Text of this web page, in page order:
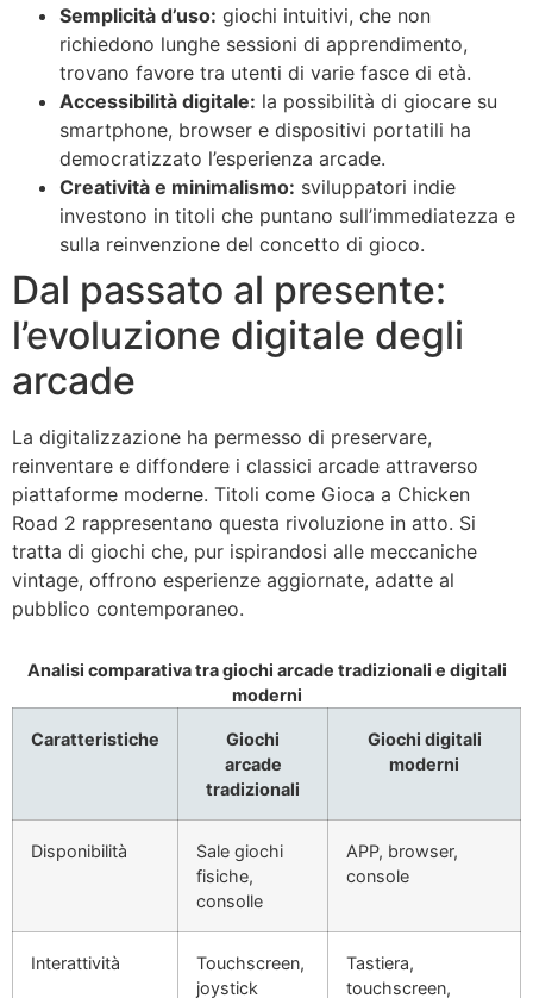
Semplicità d’uso: giochi intuitivi, che non
richiedono lunghe sessioni di apprendimento,
trovano favore tra utenti di varie fasce di età.
Accessibilità digitale: la possibilità di giocare su
smartphone, browser e dispositivi portatili ha
democratizzato l’esperienza arcade.
Creatività e minimalismo: sviluppatori indie
investono in titoli che puntano sull’immediatezza e
sulla reinvenzione del concetto di gioco.
Dal passato al presente:
l’evoluzione digitale degli
arcade
La digitalizzazione ha permesso di preservare,
reinventare e diffondere i classici arcade attraverso
piattaforme moderne. Titoli come Gioca a Chicken
Road 2 rappresentano questa rivoluzione in atto. Si
tratta di giochi che, pur ispirandosi alle meccaniche
vintage, offrono esperienze aggiornate, adatte al
pubblico contemporaneo.
Analisi comparativa tra giochi arcade tradizionali e digitali
moderni
Caratteristiche
Giochi
arcade
tradizionali
Giochi digitali
moderni
Disponibilità
Sale giochi
fisiche,
consolle
APP, browser,
console
Interattività
Touchscreen,
joystick
Tastiera,
touchscreen,